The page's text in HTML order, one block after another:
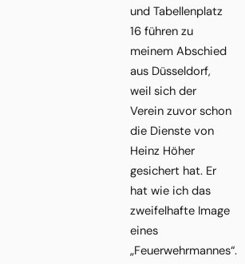
und Tabellenplatz
16 führen zu
meinem Abschied
aus Düsseldorf,
weil sich der
Verein zuvor schon
die Dienste von
Heinz Höher
gesichert hat. Er
hat wie ich das
zweifelhafte Image
eines
„Feuerwehrmannes“.